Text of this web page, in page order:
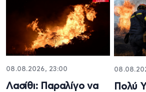
08.08.2026, 23:00
Λασίθι: Παραλίγο να
Πολύ